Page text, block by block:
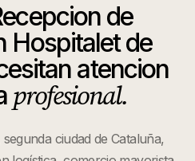
de
Hospitalet de
atencion
profesional.
ciudad de Cataluña,